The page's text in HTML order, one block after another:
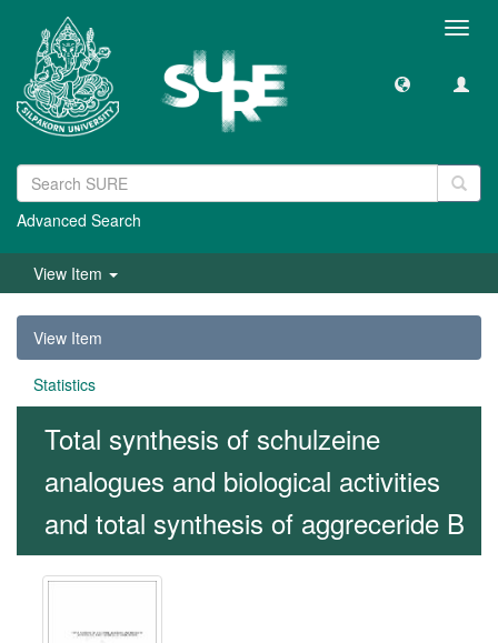
Advanced Search
View Item
View Item
Statistics
Total synthesis of schulzeine
analogues and biological activities
and total synthesis of aggreceride B